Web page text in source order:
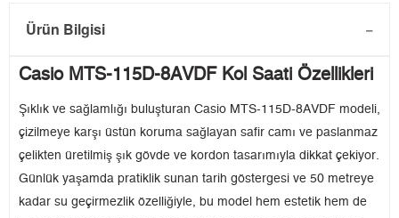
Ürün Bilgisi
Casio MTS-115D-8AVDF Kol Saati Özellikleri
Şıklık ve sağlamlığı buluşturan Casio MTS-115D-8AVDF modeli,
çizilmeye karşı üstün koruma sağlayan safir camı ve paslanmaz
çelikten üretilmiş şık gövde ve kordon tasarımıyla dikkat çekiyor.
Günlük yaşamda pratiklik sunan tarih göstergesi ve 50 metreye
kadar su geçirmezlik özelliğiyle, bu model hem estetik hem de